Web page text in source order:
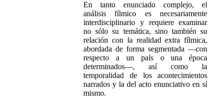
En tanto enunciado complejo, el
análisis fílmico es necesariamente
interdisciplinario y requiere examinar
no sólo su temática, sino también su
relación con la realidad extra fílmica,
abordada de forma segmentada —con
respecto a un país o una época
determinados—, así como la
temporalidad de los acontecimientos
narrados y la del acto enunciativo en sí
mismo.